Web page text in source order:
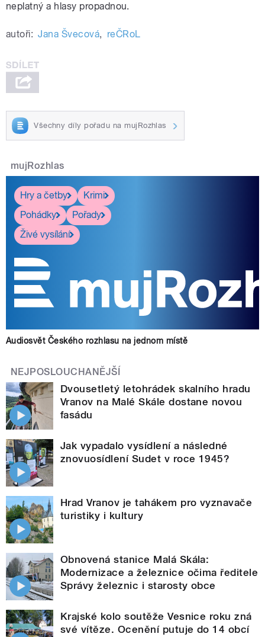
neplatný a hlasy propadnou.
autoři: Jana Švecová, reČRoL
Všechny díly pořadu na mujRozhlas
mujRozhlas
Hry a četby
Krimi
Pohádky
Pořady
Živé vysílání
Audiosvět Českého rozhlasu na jednom místě
NEJPOSLOUCHANĚJŠÍ
Dvousetletý letohrádek skalního hradu
Vranov na Malé Skále dostane novou
fasádu
Jak vypadalo vysídlení a následné
znovuosídlení Sudet v roce 1945?
Hrad Vranov je tahákem pro vyznavače
turistiky i kultury
Obnovená stanice Malá Skála:
Modernizace a železnice očima ředitele
Správy železnic i starosty obce
Krajské kolo soutěže Vesnice roku zná
své vítěze. Ocenění putuje do 14 obcí